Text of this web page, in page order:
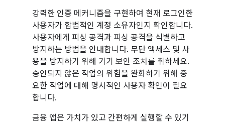
강력한 인증 메커니즘을 구현하여 현재 로그인한
사용자가 합법적인 계정 소유자인지 확인합니다.
사용자에게 피싱 공격과 피싱 공격을 식별하고
방지하는 방법을 안내합니다. 무단 액세스 및 사
용을 방지하기 위해 기기 보안 조치를 취하세요.
승인되지 않은 작업의 위험을 완화하기 위해 중
요한 작업에 대해 명시적인 사용자 확인이 필요
합니다.
금융 앱은 가치가 있고 간편하게 실행할 수 있기